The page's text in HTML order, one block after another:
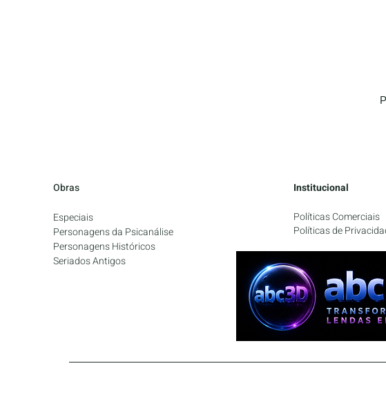
Obras
Especiais
Personagens da Psicanálise
Personagens Históricos
Seriados Antigos
Institucional
Políticas Comerciais
Políticas de